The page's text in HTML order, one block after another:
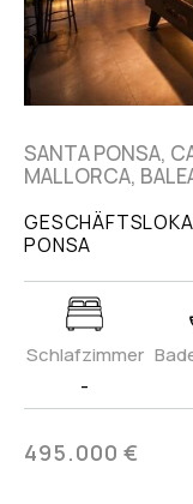
SANTA PONSA,
MALLORCA,
PONSA
Schlafzimmer
-
495.000 €